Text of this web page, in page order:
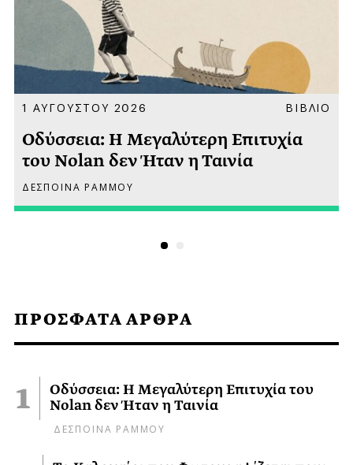
ΠΡΟΣΦΑΤΑ ΑΡΘΡΑ
Οδύσσεια: Η Μεγαλύτερη Επιτυχία του
Nolan δεν Ήταν η Ταινία
ΔΕΣΠΟΙΝΑ ΡΑΜΜΟΥ
1 ΑΥΓΟΥΣΤΟΥ 2026 ΒΙΒΛΙΟ
Οδύσσεια: Η Μεγαλύτερη Επιτυχία
του Nolan δεν Ήταν η Ταινία
ΔΕΣΠΟΙΝΑ ΡΑΜΜΟΥ